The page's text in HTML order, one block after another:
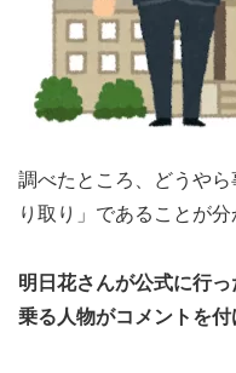
調べたところ、どうや
り取り」であることが分
明日花さんが公式に行
乗る人物がコメントを付